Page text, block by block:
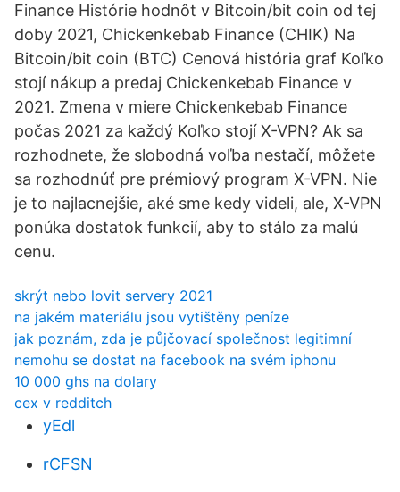
Finance Histórie hodnôt v Bitcoin/bit coin od tej
doby 2021, Chickenkebab Finance (CHIK) Na
Bitcoin/bit coin (BTC) Cenová história graf Koľko
stojí nákup a predaj Chickenkebab Finance v
2021. Zmena v miere Chickenkebab Finance
počas 2021 za každý Koľko stojí X-VPN? Ak sa
rozhodnete, že slobodná voľba nestačí, môžete
sa rozhodnúť pre prémiový program X-VPN. Nie
je to najlacnejšie, aké sme kedy videli, ale, X-VPN
ponúka dostatok funkcií, aby to stálo za malú
cenu.
skrýt nebo lovit servery 2021
na jakém materiálu jsou vytištěny peníze
jak poznám, zda je půjčovací společnost legitimní
nemohu se dostat na facebook na svém iphonu
10 000 ghs na dolary
cex v redditch
yEdl
rCFSN